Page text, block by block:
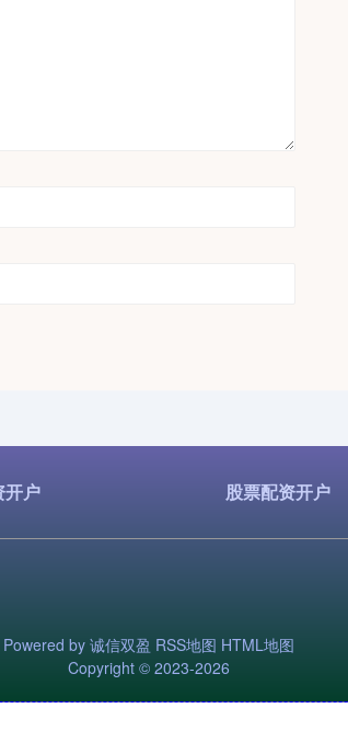
开户 股票配资开户
Powered by 诚信双盈 RSS地图 HTML地图
Copyright © 2023-2026